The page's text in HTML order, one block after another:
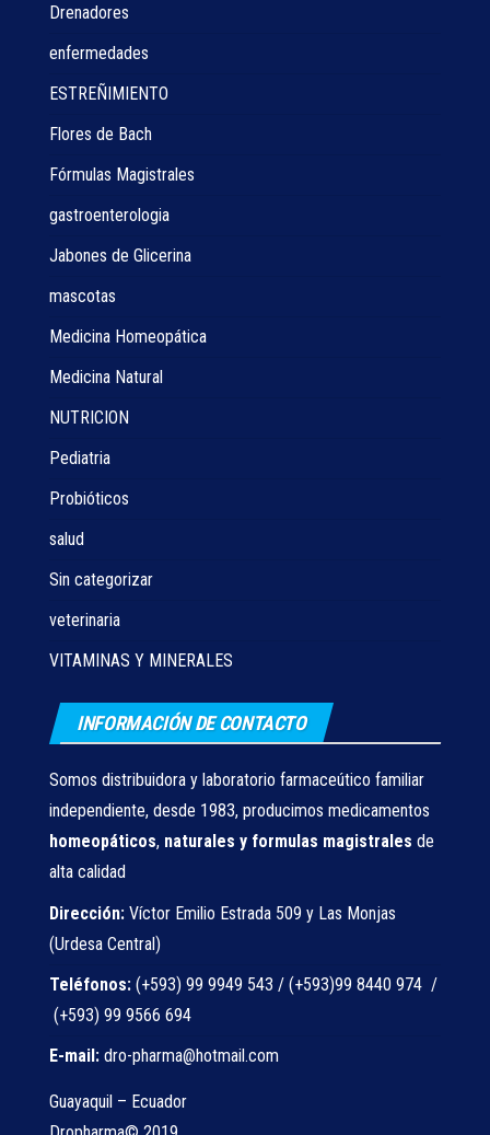
Drenadores
enfermedades
ESTREÑIMIENTO
Flores de Bach
Fórmulas Magistrales
gastroenterologia
Jabones de Glicerina
mascotas
Medicina Homeopática
Medicina Natural
NUTRICION
Pediatria
Probióticos
salud
Sin categorizar
veterinaria
VITAMINAS Y MINERALES
INFORMACIÓN DE CONTACTO
Somos distribuidora y laboratorio farmaceútico familiar
independiente, desde 1983, producimos medicamentos
homeopáticos, naturales y formulas magistrales de
alta calidad
Dirección: Víctor Emilio Estrada 509 y Las Monjas
(Urdesa Central)
Teléfonos: (+593) 99 9949 543 / (+593)99 8440 974 /
(+593) 99 9566 694
E-mail: dro-pharma@hotmail.com
Guayaquil – Ecuador